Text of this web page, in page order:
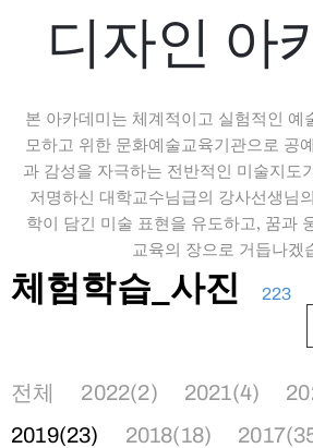
디자인 아
본 아카데미는 체계적이고 실험적인 예
모하고 위한 문화예술교육기관으로 공
과 감성을 자극하는 전반적인 미술지도
저명하신 대학교수님급의 강사선생님
학이 담긴 미술 표현을 유도하고, 꿈과
교육의 장으로 거듭나겠
체험학습_사진 223
전체 2022(2) 2021(4)
2019(23)
2018(18)